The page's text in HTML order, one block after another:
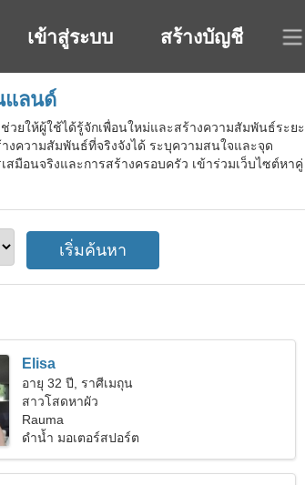
เข้าสู่ระบบ สร้างบัญชี
แลนด์
ยให้ผู้ใช้ได้รู้จักเพื่อนใหม่และสร้างความสัมพันธ์ระยะ
ความสัมพันธ์ที่จริงจังได้ ระบุความสนใจและจุด
มือนจริงและการสร้างครอบครัว เข้าร่วมเว็บไซต์หาคู่
Elisa
อายุ 32 ปี, ราศีเมถุน
สาวโสดหาผัว
Rauma
ดำน้ำ มอเตอร์สปอร์ต